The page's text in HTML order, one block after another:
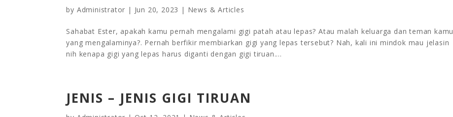
by Administrator | Jun 20, 2023 | News & Articles
Sahabat Ester, apakah kamu pernah mengalami gigi patah atau lepas? Atau malah keluarga dan teman kamu
yang mengalaminya?. Pernah berfikir membiarkan gigi yang lepas tersebut? Nah, kali ini mindok mau jelasin
nih kenapa gigi yang lepas harus diganti dengan gigi tiruan....
JENIS – JENIS GIGI TIRUAN